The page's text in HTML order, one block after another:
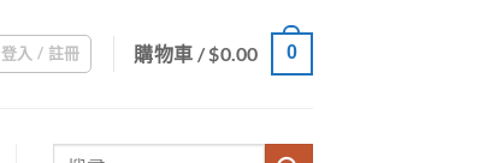
登入 / 註冊 購物車 /$0.00 0